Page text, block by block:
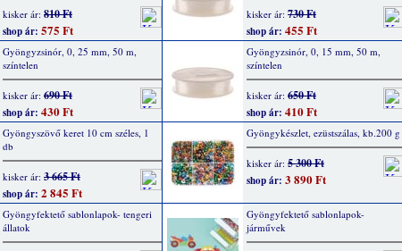
kisker ár: 810 Ft
shop ár: 575 Ft
kisker ár: 730 Ft
shop ár: 455 Ft
Gyöngyzsinór, 0, 25 mm, 50 m,
színtelen
kisker ár: 690 Ft
shop ár: 430 Ft
Gyöngyzsinór, 0, 15 mm, 50 m,
színtelen
kisker ár: 650 Ft
shop ár: 410 Ft
Gyöngyszövő keret 10 cm széles, 1
db
kisker ár: 3 665 Ft
shop ár: 2 845 Ft
Gyöngykészlet, ezüstszálas, kb.200 g
kisker ár: 5 300 Ft
shop ár: 3 890 Ft
Gyöngyfektető sablonlapok- tengeri
állatok
Gyöngyfektető sablonlapok-
járművek